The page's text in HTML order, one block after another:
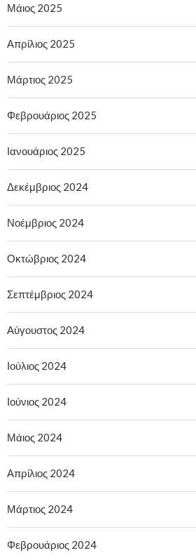
Μάιος 2025
Απρίλιος 2025
Μάρτιος 2025
Φεβρουάριος 2025
Ιανουάριος 2025
Δεκέμβριος 2024
Νοέμβριος 2024
Οκτώβριος 2024
Σεπτέμβριος 2024
Αύγουστος 2024
Ιούλιος 2024
Ιούνιος 2024
Μάιος 2024
Απρίλιος 2024
Μάρτιος 2024
Φεβρουάριος 2024